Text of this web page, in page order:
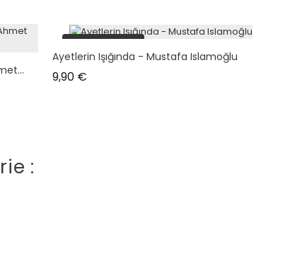
plus en stock
Ayetlerin Işığında - Mustafa Islamoğlu
9,90 €
: